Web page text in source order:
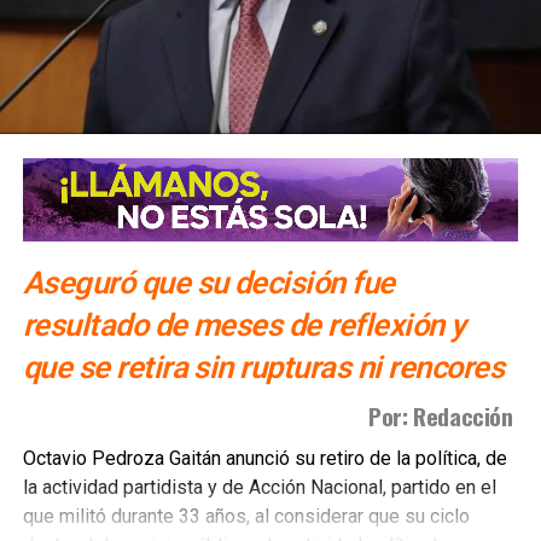
Aseguró que su decisión fue
resultado de meses de reflexión y
que se retira sin rupturas ni rencores
Por: Redacción
Octavio Pedroza Gaitán anunció su retiro de la política, de
la actividad partidista y de Acción Nacional, partido en el
que militó durante 33 años, al considerar que su ciclo